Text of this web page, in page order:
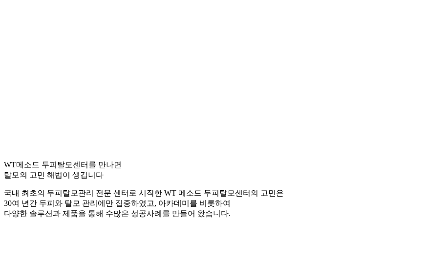
WT메소드 두피탈모센터를 만나면
탈모의 고민 해법이 생깁니다
국내 최초의 두피탈모관리 전문 센터로 시작한 WT 메소드 두피탈모센터의 고민은
30여 년간 두피와 탈모 관리에만 집중하였고, 아카데미를 비롯하여
다양한 솔루션과 제품을 통해 수많은 성공사례를 만들어 왔습니다.